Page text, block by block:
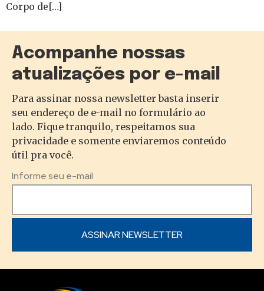
Corpo de[…]
Acompanhe nossas
atualizações por e-mail
Para assinar nossa newsletter basta inserir
seu endereço de e-mail no formulário ao
lado. Fique tranquilo, respeitamos sua
privacidade e somente enviaremos conteúdo
útil pra você.
Informe seu e-mail